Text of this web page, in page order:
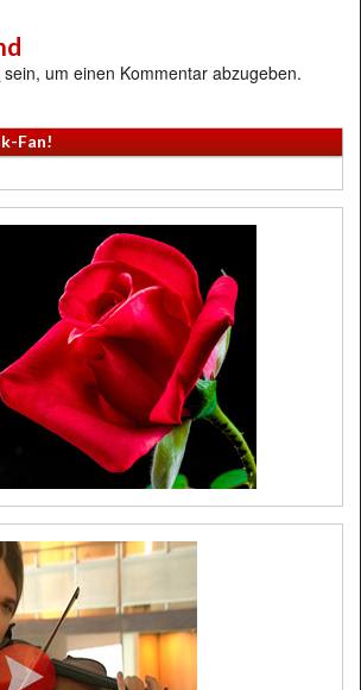
sein, um einen Kommentar abzugeben.
Fan!